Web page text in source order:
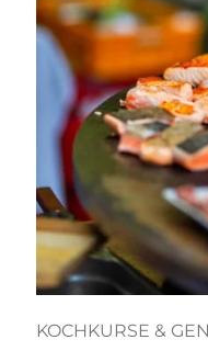
KOCHKURSE &